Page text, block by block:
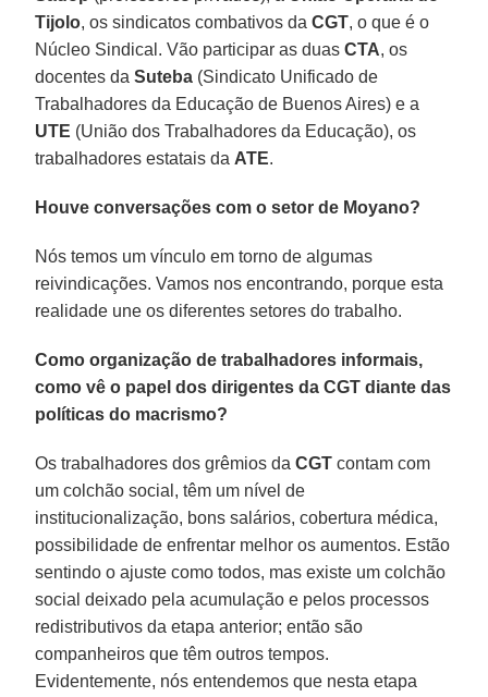
Tijolo, os sindicatos combativos daCGT, o que é o
Núcleo Sindical. Vão participar as duasCTA, os
docentes daSuteba (Sindicato Unificado de
Trabalhadores da Educação de Buenos Aires) e a
UTE (União dos Trabalhadores da Educação), os
trabalhadores estatais da ATE.
Houve conversações com o setor de Moyano?
Nós temos um vínculo em torno de algumas
reivindicações. Vamos nos encontrando, porque esta
realidade une os diferentes setores do trabalho.
Como organização de trabalhadores informais,
como vê o papel dos dirigentes da CGT diante das
políticas do macrismo?
Os trabalhadores dos grêmios daCGT contam com
um colchão social, têm um nível de
institucionalização, bons salários, cobertura médica,
possibilidade de enfrentar melhor os aumentos. Estão
sentindo o ajuste como todos, mas existe um colchão
social deixado pela acumulação e pelos processos
redistributivos da etapa anterior; então são
companheiros que têm outros tempos.
Evidentemente, nós entendemos que nesta etapa